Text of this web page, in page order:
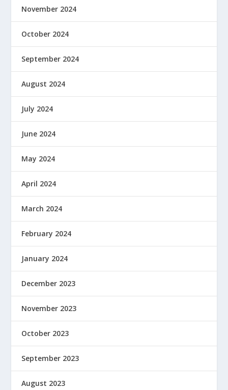
November 2024
October 2024
September 2024
August 2024
July 2024
June 2024
May 2024
April 2024
March 2024
February 2024
January 2024
December 2023
November 2023
October 2023
September 2023
August 2023